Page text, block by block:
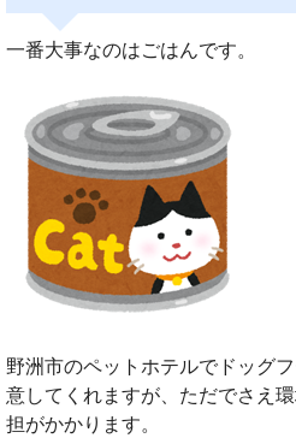
一番大事なのはごはんです。
野洲市のペットホテルでドッグ
意してくれますが、ただでさえ
担がかかります。